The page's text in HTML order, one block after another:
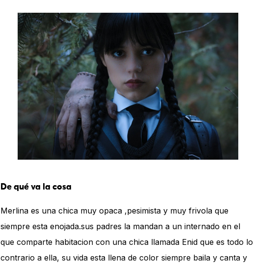
De qué va la cosa
Merlina es una chica muy opaca ,pesimista y muy frivola que
siempre esta enojada.sus padres la mandan a un internado en el
que comparte habitacion con una chica llamada Enid que es todo lo
contrario a ella, su vida esta llena de color siempre baila y canta y